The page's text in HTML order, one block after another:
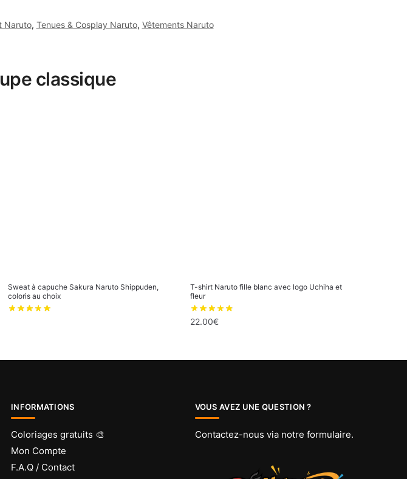
Naruto, Tenues & Cosplay Naruto, Vêtements Naruto
classique
Sweat à capuche Sakura Naruto Shippuden,
coloris au choix
T-shirt Naruto fille blanc avec logo Uchiha et
fleur
22.00€
produit
variations.
Les
options
INFORMATIONS
Coloriages gratuits 🎨
Mon Compte
F.A.Q / Contact
VOUS AVEZ UNE QUESTION ?
Contactez-nous via notre formulaire.